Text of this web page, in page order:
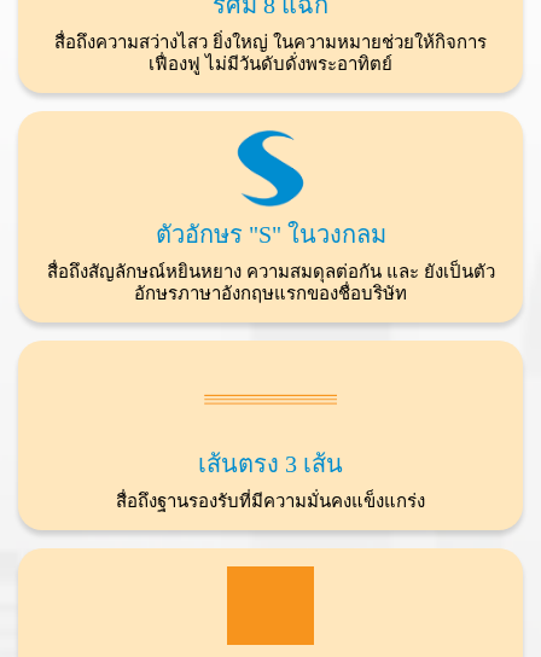
สื่อถึงความสว่างไสว ยิ่งใหญ่ ในความหมายช่วยให้กิจการ
เฟื่องฟู ไม่มีวันดับดั่งพระอาทิตย์
ตัวอักษร "S" ในวงกลม
สื่อถึงสัญลักษณ์หยินหยาง ความสมดุลต่อกัน และ ยังเป็นตัว
อักษรภาษาอังกฤษแรกของชื่อบริษัท
เส้นตรง 3 เส้น
สื่อถึงฐานรองรับที่มีความมั่นคงแข็งแกร่ง